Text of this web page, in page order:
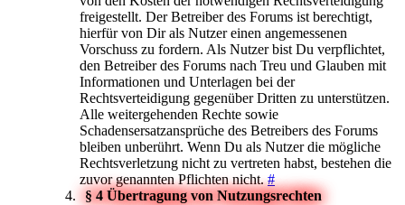
freigestellt. Der Betreiber des Forums ist berechtigt,
hierfür von Dir als Nutzer einen angemessenen
Vorschuss zu fordern. Als Nutzer bist Du verpflichtet,
den Betreiber des Forums nach Treu und Glauben mit
Informationen und Unterlagen bei der
Rechtsverteidigung gegenüber Dritten zu unterstützen.
Alle weitergehenden Rechte sowie
Schadensersatzansprüche des Betreibers des Forums
bleiben unberührt. Wenn Du als Nutzer die mögliche
Rechtsverletzung nicht zu vertreten habst, bestehen die
zuvor genannten Pflichten nicht.#
§ 4 Übertragung von Nutzungsrechten